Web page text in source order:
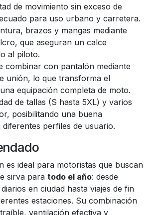
de movimiento sin exceso de
para uso urbano y carretera.
brazos y mangas mediante
que aseguran un calce
al piloto.
combinar con pantalón mediante
unión, lo que transforma el
equipación completa de moto.
de tallas (S hasta 5XL) y varios
posibilitando una buena
diferentes perfiles de usuario.
es ideal para motoristas que buscan
sirva para todo el año: desde
en ciudad hasta viajes de fin
estaciones. Su combinación
ventilación efectiva y